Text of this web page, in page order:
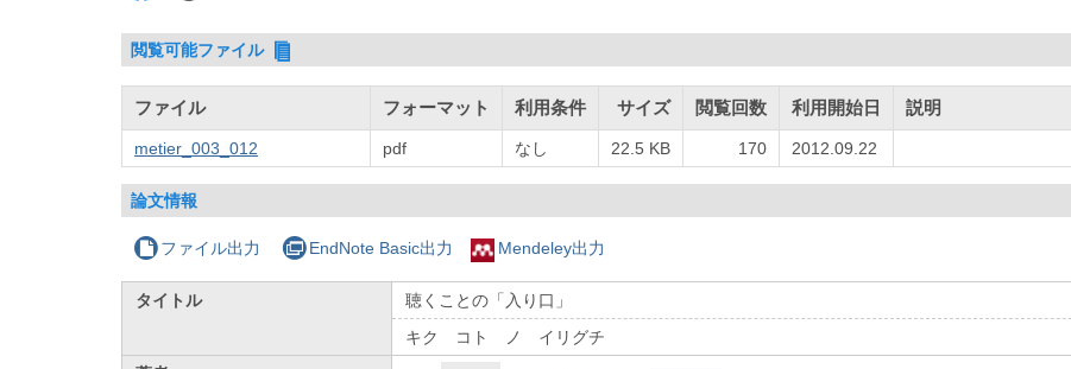
閲覧可能ファイル
ファイル フォーマット 利用条件 サイズ 閲覧回数 利用開始日 説明
metier_003_012 pdf なし 22.5 KB 170 2012.09.22
論文情報
ファイル出力 EndNote Basic出力 Mendeley出力
タイトル
聴くことの「入り口」
キク コト ノ イリグチ